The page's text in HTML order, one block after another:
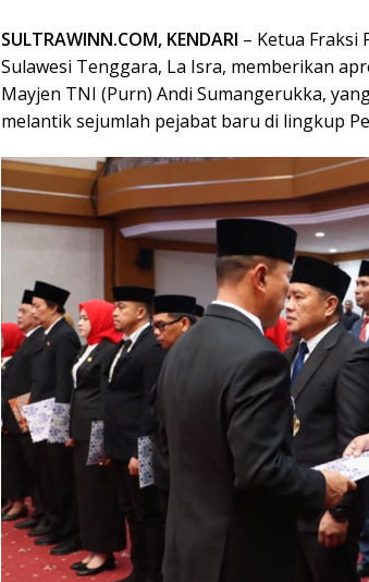
SULTRAWINN.COM, KENDARI – Ketua Fraksi
Sulawesi Tenggara, La Isra, memberikan
Mayjen TNI (Purn) Andi Sumangerukka,
melantik sejumlah pejabat baru di lingkup